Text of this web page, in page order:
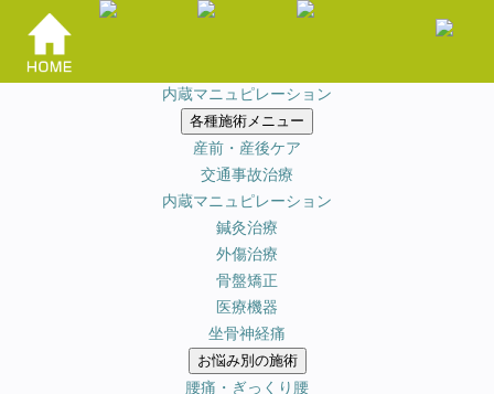
内蔵マニュピレーション
各種施術メニュー
産前・産後ケア
交通事故治療
内蔵マニュピレーション
鍼灸治療
外傷治療
骨盤矯正
医療機器
坐骨神経痛
お悩み別の施術
腰痛・ぎっくり腰